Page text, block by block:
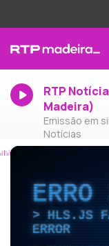
RTP
Madeira)
Emissão em
Notícias
ERRO
HLS.JS
ERROR